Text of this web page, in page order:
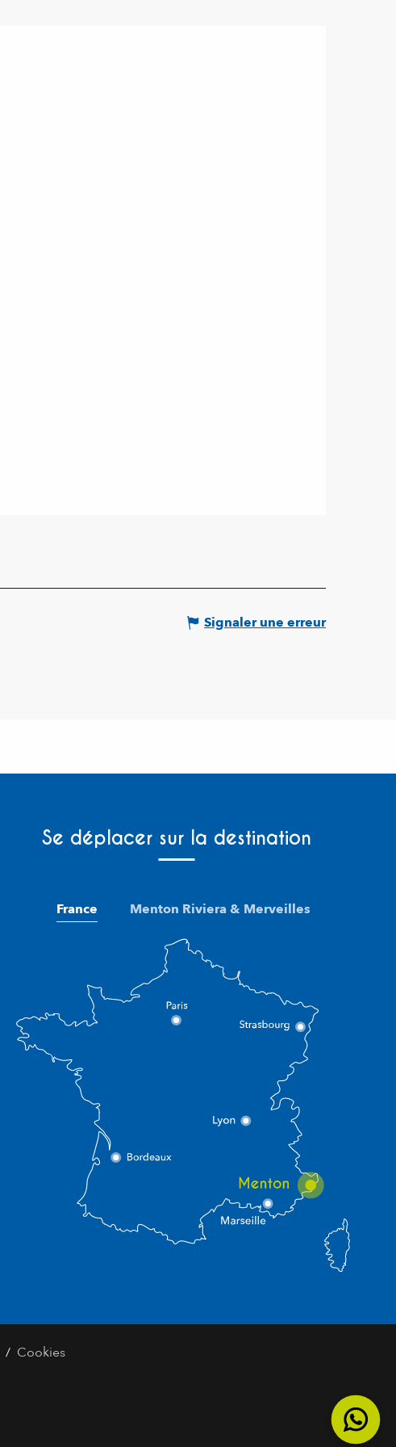
Signaler une erreur
Se déplacer sur la destination
France Menton Riviera & Merveilles
/ Cookies